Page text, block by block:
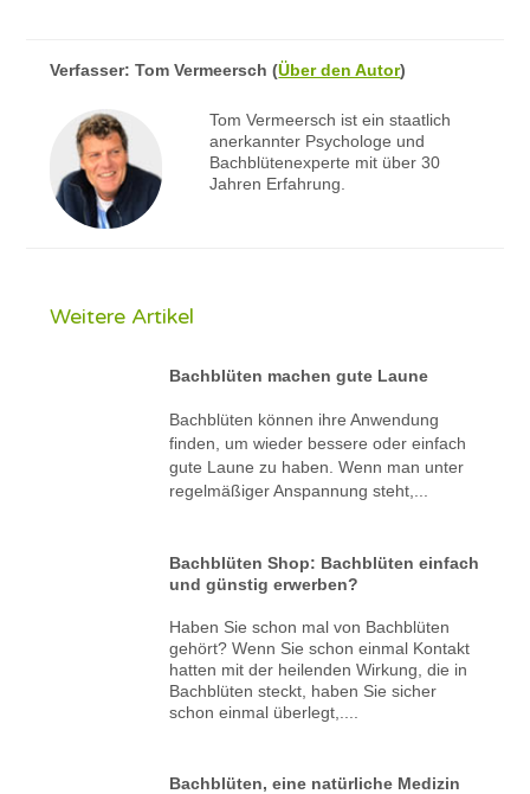
Verfasser:Tom Vermeersch (Über den Autor)
Tom Vermeersch ist ein staatlich
anerkannter Psychologe und
Bachblütenexperte mit über 30
Jahren Erfahrung.
Weitere Artikel
Bachblüten machen gute Laune
Bachblüten können ihre Anwendung
finden, um wieder bessere oder einfach
gute Laune zu haben. Wenn man unter
regelmäßiger Anspannung steht,...
Bachblüten Shop: Bachblüten einfach
und günstig erwerben?
Haben Sie schon mal von Bachblüten
gehört? Wenn Sie schon einmal Kontakt
hatten mit der heilenden Wirkung, die in
Bachblüten steckt, haben Sie sicher
schon einmal überlegt,....
Bachblüten, eine natürliche Medizin